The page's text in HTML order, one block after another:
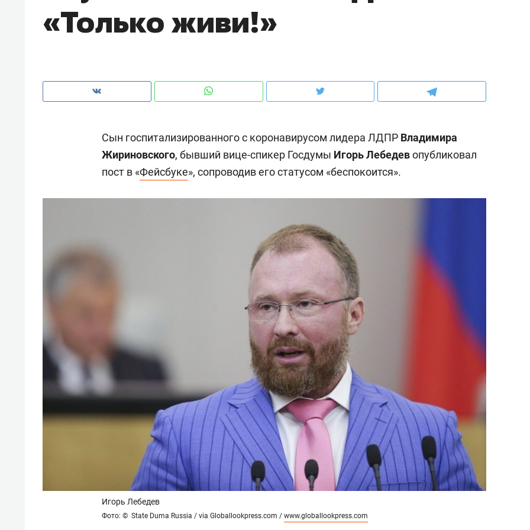
«Только живи!»
Сын госпитализированного с коронавирусом лидера ЛДПР Владимира
Жириновского, бывший вице-спикер Госдумы Игорь Лебедевопубликовал
пост в «Фейсбуке», сопроводив его статусом «беспокоится».
Игорь Лебедев
Фото: © State Duma Russia / via Globallookpress.com / www.globallookpress.com
рынки, почему надо знать аксакалов и
чем интересен Оман?
ниндзя-зал: как ТРЦ «Франт»
стал Меккой для любителей
Психотерапевт «Фороса»:
«Директорский невроз» –
когда человек не считает
свою сверхнагрузку
стрессом»
Наседкина: «Ремонт
с мебелью за 2
для меня это